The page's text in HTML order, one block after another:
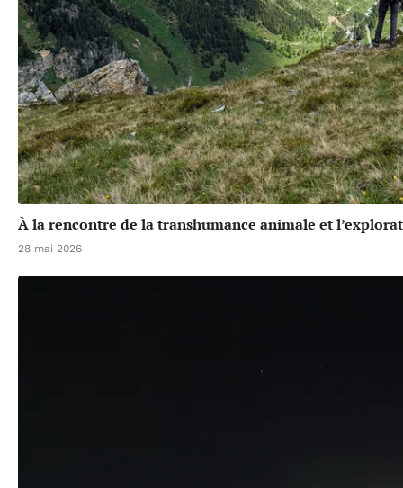
À la rencontre de la transhumance animale et
28 mai 2026